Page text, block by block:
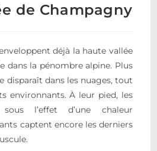
de Champagny
déjà la haute vallée
dans la pénombre alpine. Plus
disparaît dans les nuages, tout
environnants. À leur pied, les
l’effet d’une chaleur
captent encore les derniers